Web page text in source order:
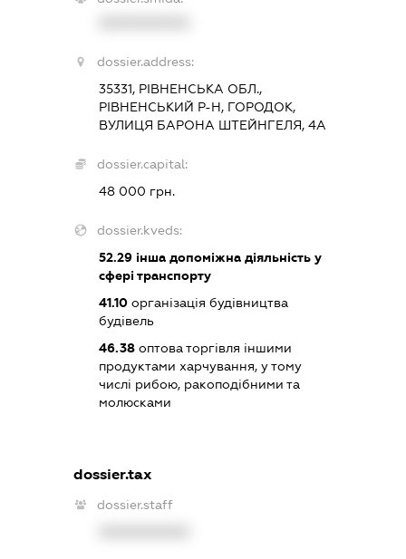
dossier.address:
35331, РІВНЕНСЬКА ОБЛ.,
РІВНЕНСЬКИЙ Р-Н, ГОРОДОК,
ВУЛИЦЯ БАРОНА ШТЕЙНГЕЛЯ, 4А
dossier.capital:
48 000 грн.
dossier.kveds:
52.29інша допоміжна діяльність у
сфері транспорту
41.10організація будівництва
будівель
46.38оптова торгівля іншими
продуктами харчування, у тому
числі рибою, ракоподібними та
молюсками
dossier.tax
dossier.staff